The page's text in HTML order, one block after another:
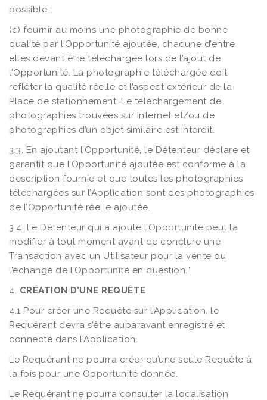
possible ;
(c) fournir au moins une photographie de bonne
qualité par l’Opportunité ajoutée, chacune d’entre
elles devant être téléchargée lors de l’ajout de
l’Opportunité. La photographie téléchargée doit
refléter la qualité réelle et l’aspect extérieur de la
Place de stationnement. Le téléchargement de
photographies trouvées sur Internet et/ou de
photographies d’un objet similaire est interdit.
3.3. En ajoutant l’Opportunité, le Détenteur déclare et
garantit que l’Opportunité ajoutée est conforme à la
description fournie et que toutes les photographies
téléchargées sur l’Application sont des photographies
de l’Opportunité réelle ajoutée.
3.4. Le Détenteur qui a ajouté l’Opportunité peut la
modifier à tout moment avant de conclure une
Transaction avec un Utilisateur pour la vente ou
l’échange de l’Opportunité en question.”
4. CRÉATION D’UNE REQUÊTE
4.1 Pour créer une Requête sur l’Application, le
Requérant devra s’être auparavant enregistré et
connecté dans l’Application.
Le Requérant ne pourra créer qu’une seule Requête à
la fois pour une Opportunité donnée.
Le Requérant ne pourra consulter la localisation